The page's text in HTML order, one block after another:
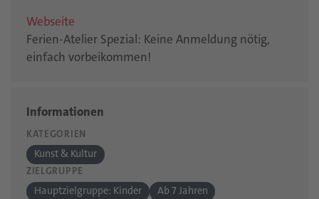
Webseite
Ferien-Atelier Spezial: Keine Anmeldung nötig,
einfach vorbeikommen!
Informationen
KATEGORIEN
Kunst & Kultur
ZIELGRUPPE
Hauptzielgruppe: Kinder
Ab 7 Jahren